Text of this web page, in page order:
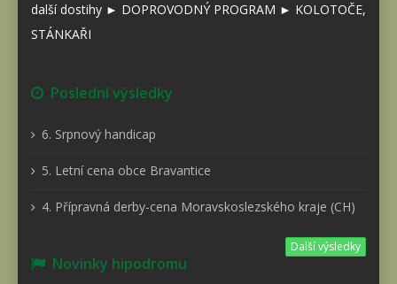
další dostihy ► DOPROVODNÝ PROGRAM ► KOLOTOČE,
STÁNKAŘI
Poslední výsledky
6. Srpnový handicap
5. Letní cena obce Bravantice
4. Přípravná derby-cena Moravskoslezského kraje (CH)
Další výsledky
Novinky hipodromu